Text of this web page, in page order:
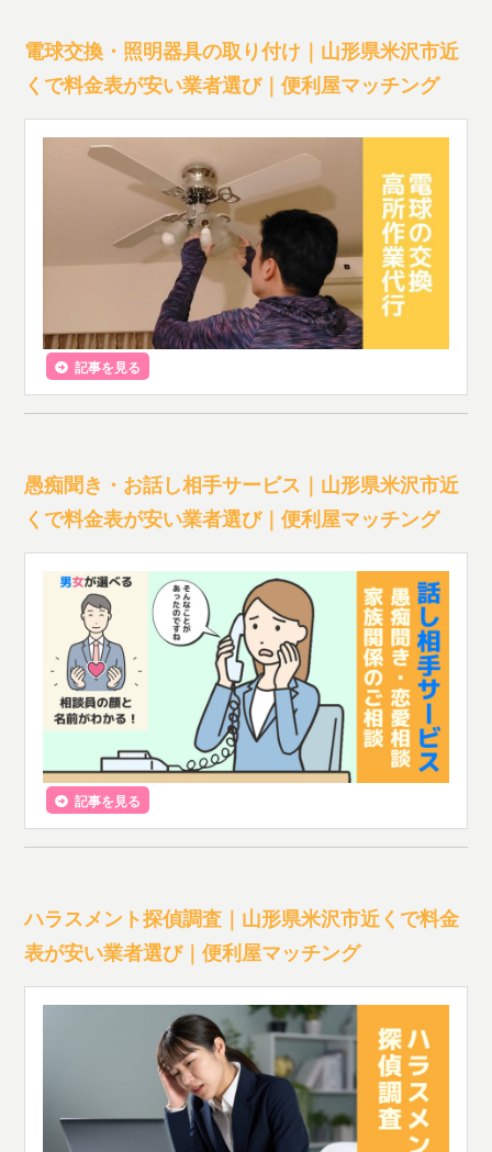
電球交換・照明器具の取り付け｜山形県米沢市近
くで料金表が安い業者選び｜便利屋マッチング
記事を見る
愚痴聞き・お話し相手サービス｜山形県米沢市近
くで料金表が安い業者選び｜便利屋マッチング
記事を見る
ハラスメント探偵調査｜山形県米沢市近くで料金
表が安い業者選び｜便利屋マッチング